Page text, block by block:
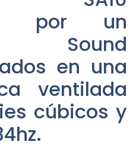
por un
Sound
en una
ventilada
cúbicos y